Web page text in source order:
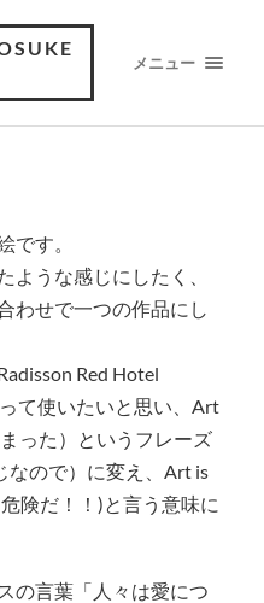
メニュー
です。
ような感じにしたく、
わせで一つの作品にし
Red Hotel
て使いたいと思い、Art
った）というフレーズ
なので）に変え、Art is
険だ！！)と言う意味に
の言葉「人々は愛につ